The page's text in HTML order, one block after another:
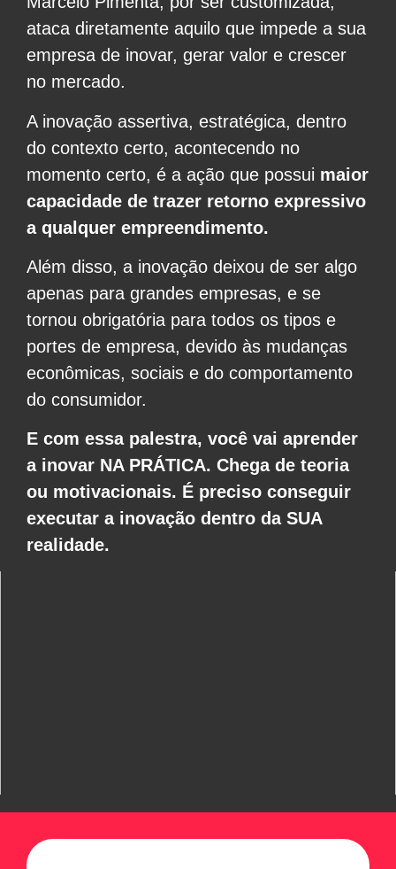
ataca diretamente aquilo que impede a sua
empresa de inovar, gerar valor e crescer
no mercado.
A inovação assertiva, estratégica, dentro
do contexto certo, acontecendo no
momento certo, é a ação que possui maior
capacidade de trazer retorno expressivo
a qualquer empreendimento.
Além disso, a inovação deixou de ser algo
apenas para grandes empresas, e se
tornou obrigatória para todos os tipos e
portes de empresa, devido às mudanças
econômicas, sociais e do comportamento
do consumidor.
E com essa palestra, você vai aprender
a inovar NA PRÁTICA. Chega de teoria
ou motivacionais. É preciso conseguir
executar a inovação dentro da SUA
realidade.